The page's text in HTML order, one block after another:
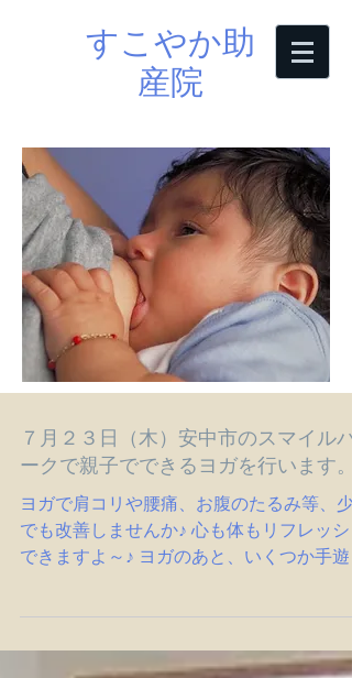
すこやか助
産院
７月２３日（木）安中市のスマイルパ
ークで親子でできるヨガを行います。
ヨガで肩コリや腰痛、お腹のたるみ等、少
でも改善しませんか♪ 心も体もリフレッシ
できますよ～♪ ヨガのあと、いくつか手遊
遊んで下さるため ママはヨガに集中でき